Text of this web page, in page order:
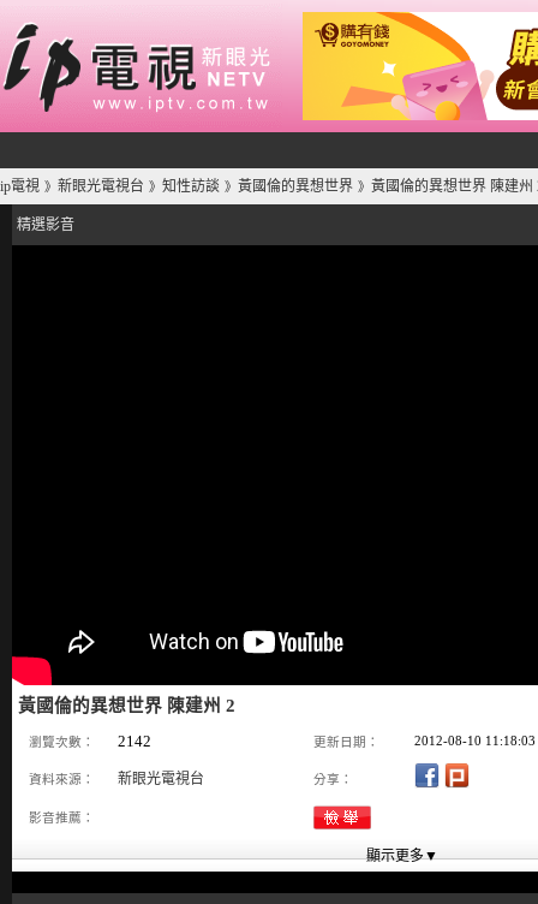
ip電視 》 新眼光電視台 》 知性訪談 》 黃國倫的異想世界 》 黃國倫的異想世界 陳建州
精選影音
黃國倫的異想世界 陳建州 2
瀏覽次數： 2142 更新日期： 2012-08-10 11:18:03
資料來源： 新眼光電視台 分享：
影音推薦：